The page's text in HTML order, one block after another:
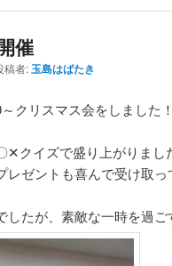
催
稿者:玉島はばたき
クリスマス会をしました！
✕クイズで盛り上がりまし
ゼントも喜んで受け取っ
たが、素敵な一時を過ご